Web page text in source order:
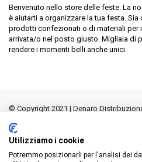
Benvenuto nello store delle feste. La
è aiutarti a organizzare la tua festa. Sia
prodotti confezionati o di materiali per
arrivata/o nel posto giusto. Migliaia di
rendere i momenti belli anche unici.
© Copyright 2021 | Denaro
Utilizziamo i cookie
Potremmo posizionarli per l'analisi dei